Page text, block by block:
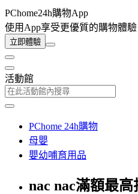
PChome24h購物App
使用App享受更優質的購物體驗
立即體驗
活動館
PChome 24h購物
母嬰
嬰幼哺育用品
nac nac滿額最高